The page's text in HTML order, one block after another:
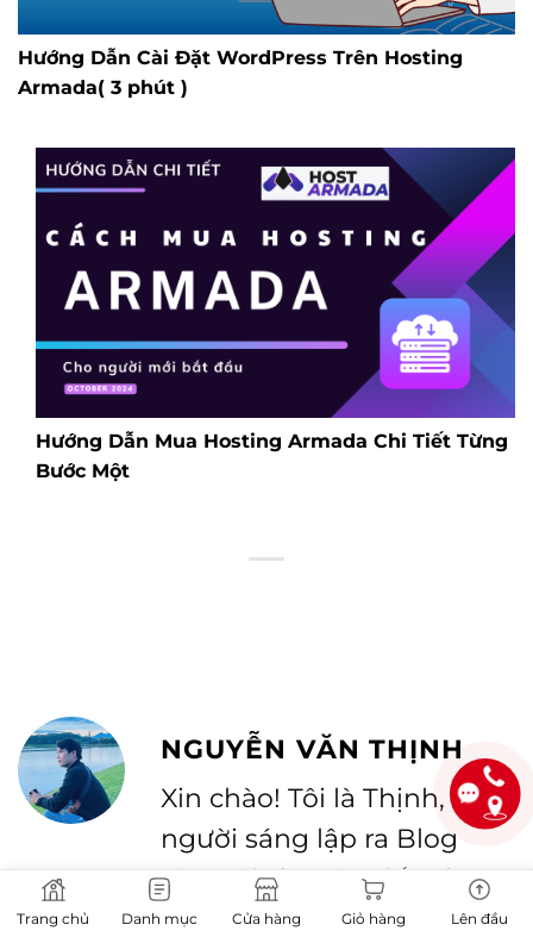
Hướng Dẫn Cài Đặt WordPress Trên Hosting
Armada( 3 phút )
Hướng Dẫn Mua Hosting Armada Chi Tiết Từng
Bước Một
NGUYỄN VĂN THỊNH
Xin chào! Tôi là Thịnh,
người sáng lập ra Blog
này. Tôi chuyên viết Blog
hướng dẫn bạn xây dựng
Trang chủ Danh mục Cửa hàng Giỏ hàng Lên đầu